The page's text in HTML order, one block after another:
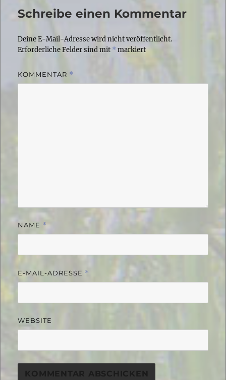
Schreibe einen Kommentar
Deine E-Mail-Adresse wird nicht veröffentlicht.
Erforderliche Felder sind mit * markiert
KOMMENTAR *
NAME *
E-MAIL-ADRESSE *
WEBSITE